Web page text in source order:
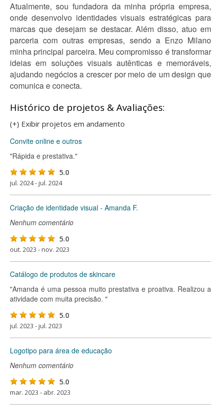
Atualmente, sou fundadora da minha própria empresa,
onde desenvolvo identidades visuais estratégicas para
marcas que desejam se destacar. Além disso, atuo em
parceria com outras empresas, sendo a Enzo Milano
minha principal parceira. Meu compromisso é transformar
ideias em soluções visuais autênticas e memoráveis,
ajudando negócios a crescer por meio de um design que
comunica e conecta.
Histórico de projetos & Avaliações:
(+) Exibir projetos em andamento
Convite online e outros
"Rápida e prestativa."
5.0
jul. 2024 - jul. 2024
Criação de identidade visual - Amanda F.
Nenhum comentário
5.0
out. 2023 - nov. 2023
Catálogo de produtos de skincare
"Amanda é uma pessoa muito prestativa e proativa. Realizou a
atividade com muita precisão. "
5.0
jul. 2023 - jul. 2023
Logotipo para área de educação
Nenhum comentário
5.0
mar. 2023 - abr. 2023